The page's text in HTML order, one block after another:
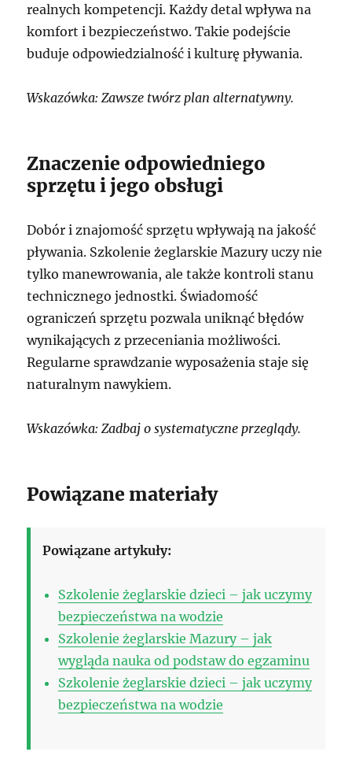
realnych kompetencji. Każdy detal wpływa na
komfort i bezpieczeństwo. Takie podejście
buduje odpowiedzialność i kulturę pływania.
Wskazówka: Zawsze twórz plan alternatywny.
Znaczenie odpowiedniego
sprzętu i jego obsługi
Dobór i znajomość sprzętu wpływają na jakość
pływania. Szkolenie żeglarskie Mazury uczy nie
tylko manewrowania, ale także kontroli stanu
technicznego jednostki. Świadomość
ograniczeń sprzętu pozwala uniknąć błędów
wynikających z przeceniania możliwości.
Regularne sprawdzanie wyposażenia staje się
naturalnym nawykiem.
Wskazówka: Zadbaj o systematyczne przeglądy.
Powiązane materiały
Powiązane artykuły:
Szkolenie żeglarskie dzieci – jak uczymy
bezpieczeństwa na wodzie
Szkolenie żeglarskie Mazury – jak
wygląda nauka od podstaw do egzaminu
Szkolenie żeglarskie dzieci – jak uczymy
bezpieczeństwa na wodzie